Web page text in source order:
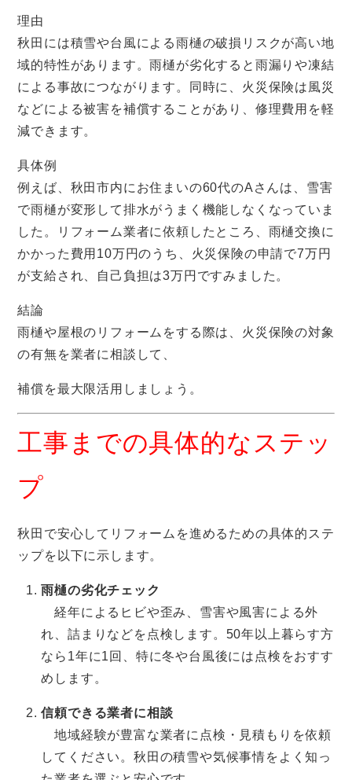
理由
秋田には積雪や台風による雨樋の破損リスクが高い地
域的特性があります。雨樋が劣化すると雨漏りや凍結
による事故につながります。同時に、火災保険は風災
などによる被害を補償することがあり、修理費用を軽
減できます。
具体例
例えば、秋田市内にお住まいの60代のAさんは、雪害
で雨樋が変形して排水がうまく機能しなくなっていま
した。リフォーム業者に依頼したところ、雨樋交換に
かかった費用10万円のうち、火災保険の申請で7万円
が支給され、自己負担は3万円ですみました。
結論
雨樋や屋根のリフォームをする際は、火災保険の対象
の有無を業者に相談して、
補償を最大限活用しましょう。
工事までの具体的なステッ
プ
秋田で安心してリフォームを進めるための具体的ステ
ップを以下に示します。
雨樋の劣化チェック
経年によるヒビや歪み、雪害や風害による外
れ、詰まりなどを点検します。50年以上暮らす方
なら1年に1回、特に冬や台風後には点検をおすす
めします。
信頼できる業者に相談
地域経験が豊富な業者に点検・見積もりを依頼
してください。秋田の積雪や気候事情をよく知っ